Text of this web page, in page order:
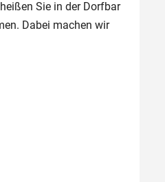
Sie in der Dorfbar
Dabei machen wir